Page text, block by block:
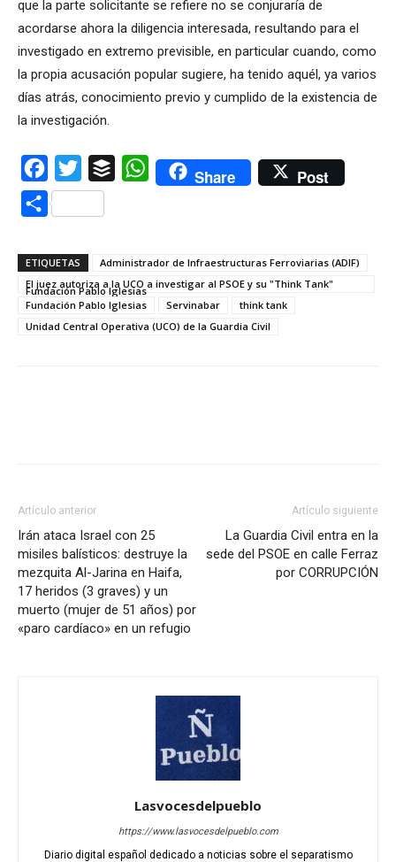
que la parte solicitante se refiere no se conjuraría de
acordarse ahora la diligencia interesada, resultando para el
investigado en extremo previsible, en particular cuando, como
la propia acusación popular sugiere, ha tenido aquél, ya varios
días atrás, conocimiento previo y cumplido de la existencia de
la investigación.
Facebook
Twitter Buffer WhatsAppShare Post
Compartir
ETIQUETAS
Administrador de Infraestructuras Ferroviarias (ADIF)
El juez autoriza a la UCO a investigar al PSOE y su "Think Tank"
Fundación Pablo Iglesias
Fundación Pablo Iglesias
Servinabar
think tank
Unidad Central Operativa (UCO) de la Guardia Civil
Artículo anterior
Irán ataca Israel con 25
misiles balísticos: destruye la
mezquita Al-Jarina en Haifa,
17 heridos (3 graves) y un
muerto (mujer de 51 años) por
«paro cardíaco» en un refugio
Artículo siguiente
La Guardia Civil entra en la
sede del PSOE en calle Ferraz
por CORRUPCIÓN
Lasvocesdelpueblo
https://www.lasvocesdelpueblo.com
Diario digital español dedicado a noticias sobre el separatismo